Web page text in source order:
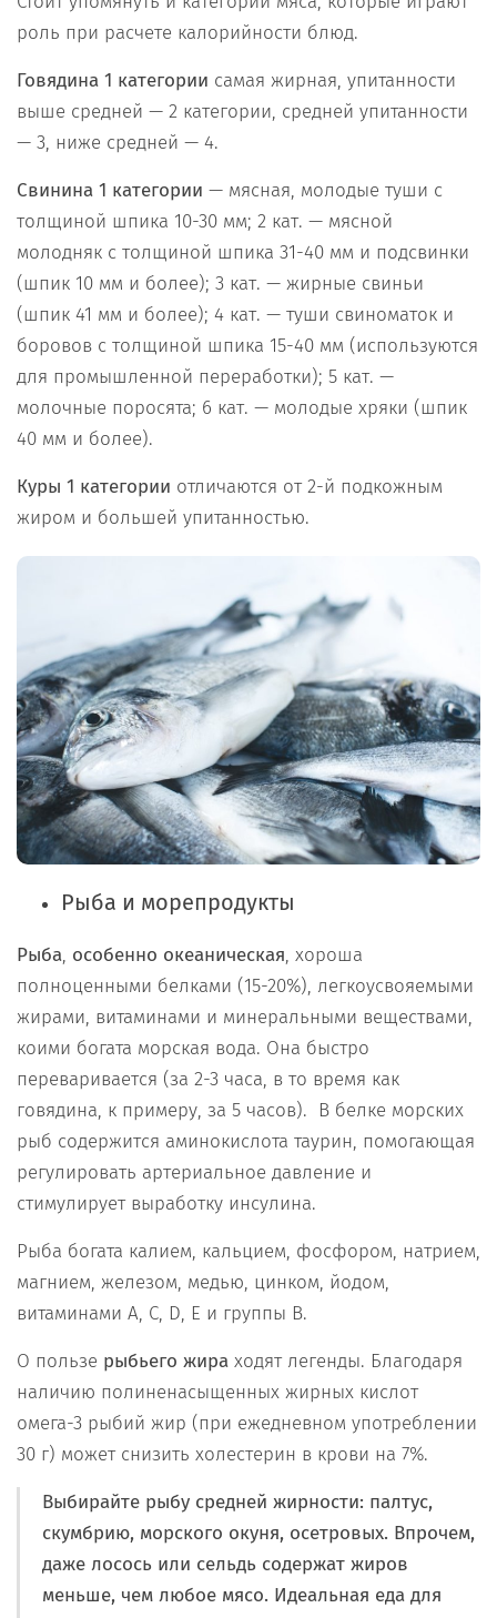
роль при расчете калорийности блюд.
Говядина 1 категории самая жирная, упитанности
выше средней — 2 категории, средней упитанности
— 3, ниже средней — 4.
Свинина 1 категории — мясная, молодые туши с
толщиной шпика 10-30 мм; 2 кат. — мясной
молодняк с толщиной шпика 31-40 мм и подсвинки
(шпик 10 мм и более); 3 кат. — жирные свиньи
(шпик 41 мм и более); 4 кат. — туши свиноматок и
боровов с толщиной шпика 15-40 мм (используются
для промышленной переработки); 5 кат. —
молочные поросята; 6 кат. — молодые хряки (шпик
40 мм и более).
Куры 1 категории отличаются от 2-й подкожным
жиром и большей упитанностью.
Рыба и морепродукты
Рыба, особенно океаническая, хороша
полноценными белками (15-20%), легкоусвояемыми
жирами, витаминами и минеральными веществами,
коими богата морская вода. Она быстро
переваривается (за 2-3 часа, в то время как
говядина, к примеру, за 5 часов). В белке морских
рыб содержится аминокислота таурин, помогающая
регулировать артериальное давление и
стимулирует выработку инсулина.
Рыба богата калием, кальцием, фосфором, натрием,
магнием, железом, медью, цинком, йодом,
витаминами А, С, D, Е и группы В.
О пользе рыбьего жира ходят легенды. Благодаря
наличию полиненасыщенных жирных кислот
омега-3 рыбий жир (при ежедневном употреблении
30 г) может снизить холестерин в крови на 7%.
Выбирайте рыбу средней жирности: палтус,
скумбрию, морского окуня, осетровых. Впрочем,
даже лосось или сельдь содержат жиров
меньше, чем любое мясо. Идеальная еда для